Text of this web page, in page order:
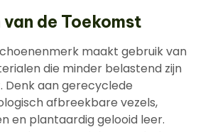
de Toekomst
maakt gebruik van
die minder belastend zijn
Denk aan gerecyclede
afbreekbare vezels,
en plantaardig gelooid leer.